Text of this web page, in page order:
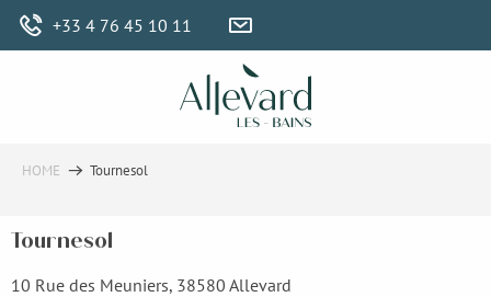
Aller
+33 4 76 45 10 11
HOME Tournesol
Tournesol
10 Rue des Meuniers, 38580 Allevard